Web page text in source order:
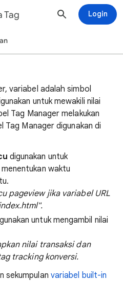
Tag Login
variabel adalah simbol
untuk mewakili nilai
Tag Manager melakukan
Tag Manager digunakan di
digunakan untuk
waktu
pageview jika variabel URL
untuk mengambil nilai
nilai transaksi dan
tracking konversi.
sekumpulan variabel built-in